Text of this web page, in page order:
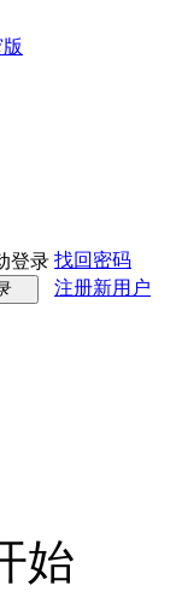
登录 找回密码
注册新用户
始